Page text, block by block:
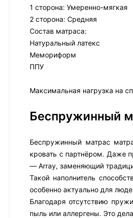
1 сторона: Умеренно-мягкая
2 сторона: Средняя
Состав матраса:
Натуральный латекс
Мемориформ
ППУ
Максимальная нагрузка на
Беспружинный
Беспружинный матрас
кровать с партнёром. Даже
— Array, заменяющий
Такой наполнитель
особенно актуально для
Благодаря отсутствию
пыль или аллергены. Это